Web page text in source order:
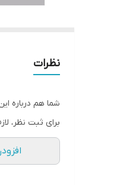
نظرات
شما هم درباره
برای ثبت نظر،